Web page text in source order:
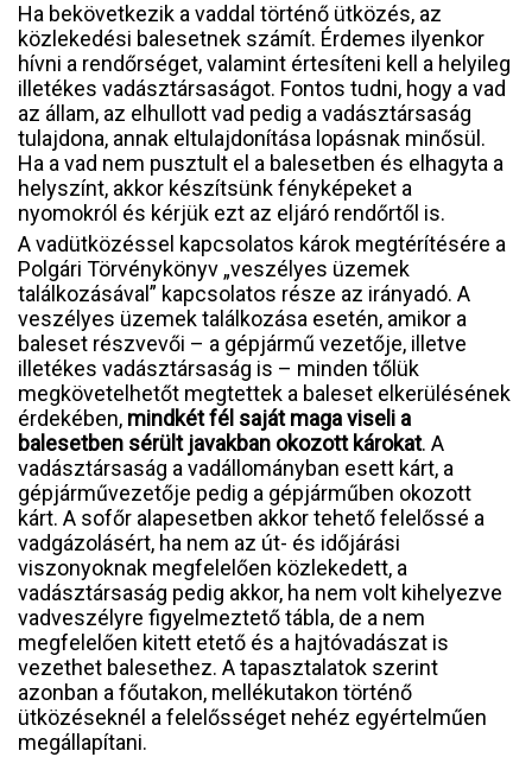
Ha bekövetkezik a vaddal történő ütközés, az
közlekedési balesetnek számít. Érdemes ilyenkor
hívni a rendőrséget, valamint értesíteni kell a helyileg
illetékes vadásztársaságot. Fontos tudni, hogy a vad
az állam, az elhullott vad pedig a vadásztársaság
tulajdona, annak eltulajdonítása lopásnak minősül.
Ha a vad nem pusztult el a balesetben és elhagyta a
helyszínt, akkor készítsünk fényképeket a
nyomokról és kérjük ezt az eljáró rendőrtől is.
A vadütközéssel kapcsolatos károk megtérítésére a
Polgári Törvénykönyv „veszélyes üzemek
találkozásával” kapcsolatos része az irányadó. A
veszélyes üzemek találkozása esetén, amikor a
baleset részvevői – a gépjármű vezetője, illetve
illetékes vadásztársaság is – minden tőlük
megkövetelhetőt megtettek a baleset elkerülésének
érdekében, mindkét fél saját maga viseli a
balesetben sérült javakban okozott károkat. A
vadásztársaság a vadállományban esett kárt, a
gépjárművezetője pedig a gépjárműben okozott
kárt. A sofőr alapesetben akkor tehető felelőssé a
vadgázolásért, ha nem az út- és időjárási
viszonyoknak megfelelően közlekedett, a
vadásztársaság pedig akkor, ha nem volt kihelyezve
vadveszélyre figyelmeztető tábla, de a nem
megfelelően kitett etető és a hajtóvadászat is
vezethet balesethez. A tapasztalatok szerint
azonban a főutakon, mellékutakon történő
ütközéseknél a felelősséget nehéz egyértelműen
megállapítani.